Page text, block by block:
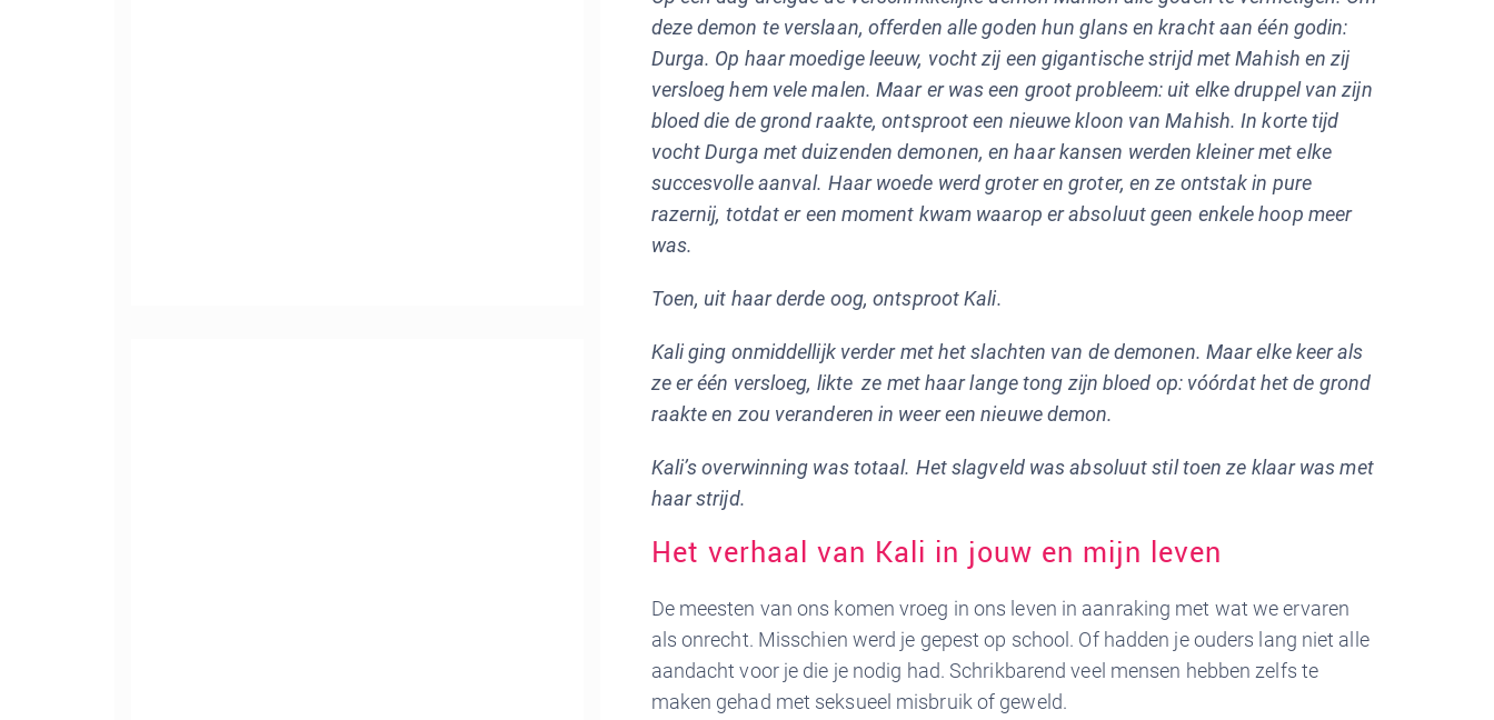
deze demon te verslaan, offerden alle goden hun glans en kracht aan één godin:
Durga. Op haar moedige leeuw, vocht zij een gigantische strijd met Mahish en zij
versloeg hem vele malen. Maar er was een groot probleem: uit elke druppel van zijn
bloed die de grond raakte, ontsproot een nieuwe kloon van Mahish. In korte tijd
vocht Durga met duizenden demonen, en haar kansen werden kleiner met elke
succesvolle aanval. Haar woede werd groter en groter, en ze ontstak in pure
razernij, totdat er een moment kwam waarop er absoluut geen enkele hoop meer
was.
Toen, uit haar derde oog, ontsproot Kali.
Kali ging onmiddellijk verder met het slachten van de demonen. Maar elke keer als
ze er één versloeg, likte ze met haar lange tong zijn bloed op: vóórdat het de grond
raakte en zou veranderen in weer een nieuwe demon.
Kali’s overwinning was totaal. Het slagveld was absoluut stil toen ze klaar was met
haar strijd.
Het verhaal van Kali in jouw en mijn leven
De meesten van ons komen vroeg in ons leven in aanraking met wat we ervaren
als onrecht. Misschien werd je gepest op school. Of hadden je ouders lang niet alle
aandacht voor je die je nodig had. Schrikbarend veel mensen hebben zelfs te
maken gehad met seksueel misbruik of geweld.